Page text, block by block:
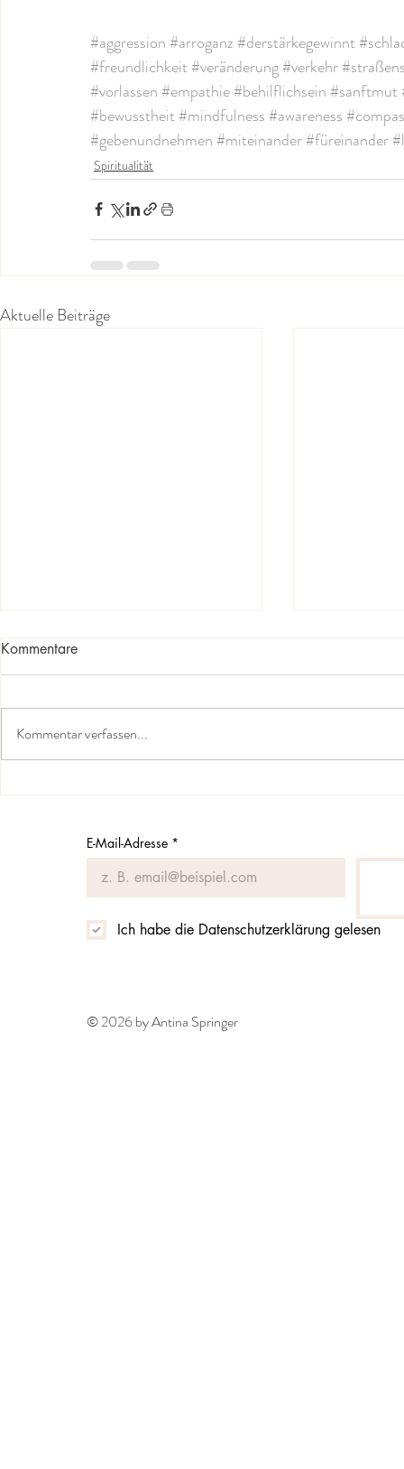
#aggression #arroganz #derstärkegewinnt
#freundlichkeit#veränderung#verkehr
#vorlassen #empathie#behilflichsein #sanftmut
#bewusstheit#mindfulness #awareness
#gebenundnehmen #miteinander#füreinander
Spiritualität
Aktuelle Beiträge
Kommentare
Kommentar verfassen...
E-Mail-Adresse *
Ich habe die Datenschutzerklärung gelesen
© 2026 by Antina Springer